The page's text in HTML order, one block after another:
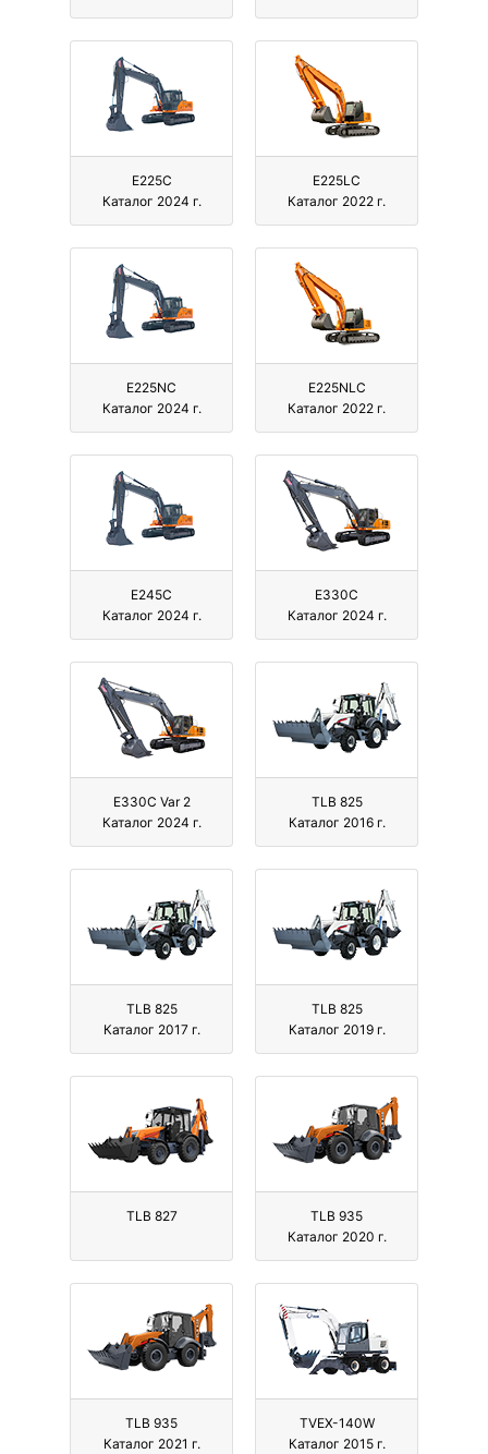
E225C
Каталог 2024 г.
E225LC
Каталог 2022 г.
E225NC
Каталог 2024 г.
E225NLC
Каталог 2022 г.
E245C
Каталог 2024 г.
E330C
Каталог 2024 г.
E330C Var 2
Каталог 2024 г.
TLB 825
Каталог 2016 г.
TLB 825
Каталог 2017 г.
TLB 825
Каталог 2019 г.
TLB 827
TLB 935
Каталог 2020 г.
TLB 935
Каталог 2021 г.
TVEX-140W
Каталог 2015 г.